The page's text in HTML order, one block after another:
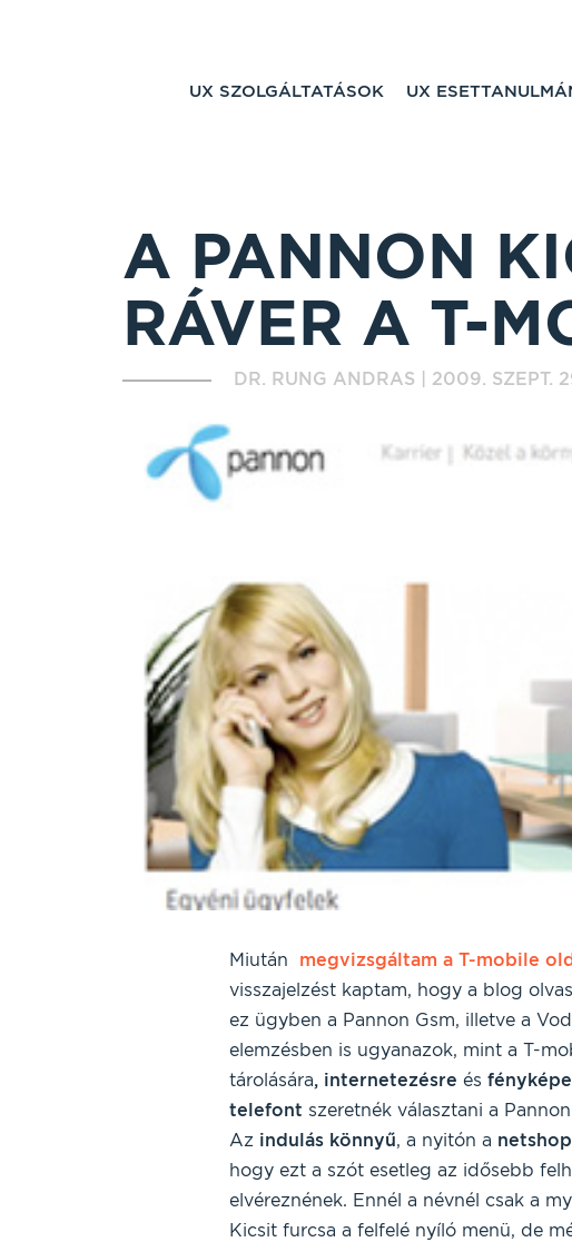
UX SZOLGÁLTATÁSOK UX
A PANNON
RÁVER A T-
DR. RUNG ANDRAS 2009. SZEPT.
Miután megvizsgáltam a T-mobile
visszajelzést kaptam, hogy a blog
ez ügyben a Pannon Gsm, illetve a
elemzésben is ugyanazok, mint a T-
tárolására, internetezésre és
telefont szeretnék választani a
Az indulás könnyű, a nyitón a netshop
hogy ezt a szót esetleg az idősebb
elvéreznének. Ennél a névnél csak a
Kicsit furcsa a felfelé nyíló menü, de